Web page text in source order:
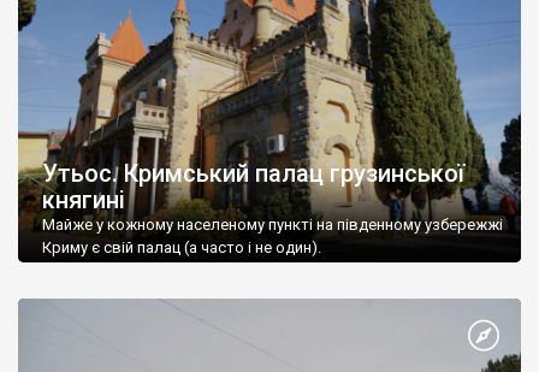
Утьос. Кримський палац грузинської
княгині
Майже у кожному населеному пункті на південному узбережжі
Криму є свій палац (а часто і не один).